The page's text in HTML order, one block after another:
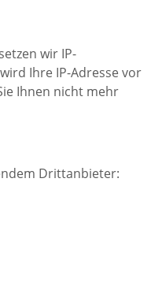
wir IP-
Ihre IP-Adresse vor
Ihnen nicht mehr
Drittanbieter: